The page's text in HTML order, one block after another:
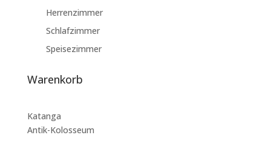
Herrenzimmer
Schlafzimmer
Speisezimmer
Warenkorb
Katanga
Antik-Kolosseum